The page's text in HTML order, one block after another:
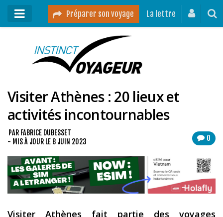
Préparer son voyage La lettre
Mon podcast
Destinations
Mes ressources pour voyager
Guides voyages
Contact
Mon journal de bord sur Instagram
Visiter Athènes : 20 lieux et
activités incontournables
0
PAR FABRICE DUBESSET
- MIS À JOUR LE 8 JUIN 2023
Visiter Athènes fait partie des voyages